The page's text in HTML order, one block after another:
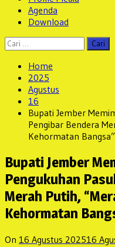
Agenda
Download
Cari
untuk:
Home
2025
Agustus
16
Bupati Jember
Pengibar Bendera
Kehormatan Bangsa”
Bupati Jember
Pengukuhan
Merah Putih,
Kehormatan
On 16 Agustus 202516